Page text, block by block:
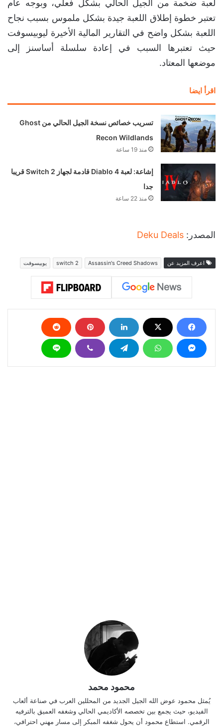
لعبة ضخمة من الجيل الحالي بشكل فعلي، وبوجه عام
تعتبر خطوة إطلاق اللعبة جيدة بشكل ملموس بسبب نجاح
اللعبة بشكل واضح في التقارير المالية الأخيرة ليوبيسوفت
حيث تعتبرها السبب في إعادة سلسلة أساسنز إلى
موضعها المعتاد.
اقرأ ايضا
تسريب خصائص نسخة الجيل الحالي من Ghost
Recon Wildlands
منذ 19 ساعة
إشاعة: لعبة Diablo 4 قادمة لجهاز Switch 2 قريبا
جدا
منذ 22 ساعة
المصدر:
اعرف المزيد عن Assassin's Creed Shadows
switch 2 يوبيسوفت
محمود محمد
يُمثل محمود عوض الله الجيل الجديد من المحللين العرب في صناعة ألعاب
الفيديو، حيث يجمع بين تخصصه الأكاديمي الحالي وشغفه العميق بالترفيه
الرقمي. استطاع محمود أن يحول شغفه المبكر إلى مسار مهني احترافي،